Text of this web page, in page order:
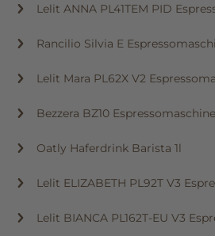
Lelit ANNA PL41TEM PID
Rancilio Silvia E
Lelit Mara PL62X V2
Bezzera BZ10 Espressomaschine
Oatly Haferdrink Barista 1l
Lelit ELIZABETH PL92T V3
Lelit BIANCA PL162T-EU V3